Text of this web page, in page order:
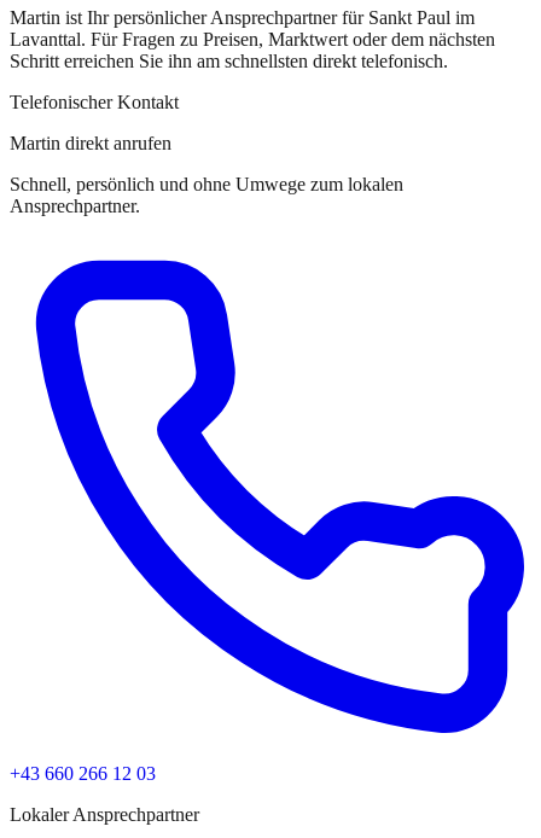
Martin ist Ihr persönlicher Ansprechpartnerfür Sankt Paul im
Lavanttal. Für Fragen zu Preisen, Marktwert oder dem nächsten
Schritt erreichen Sie ihn am schnellsten direkt telefonisch.
Telefonischer Kontakt
Martin direkt anrufen
Schnell, persönlich und ohne Umwege zum lokalen
Ansprechpartner.
+43 660 266 12 03
Lokaler Ansprechpartner